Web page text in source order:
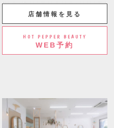
店舗情報を見る
HOT PEPPER BEAUTY
WEB予約